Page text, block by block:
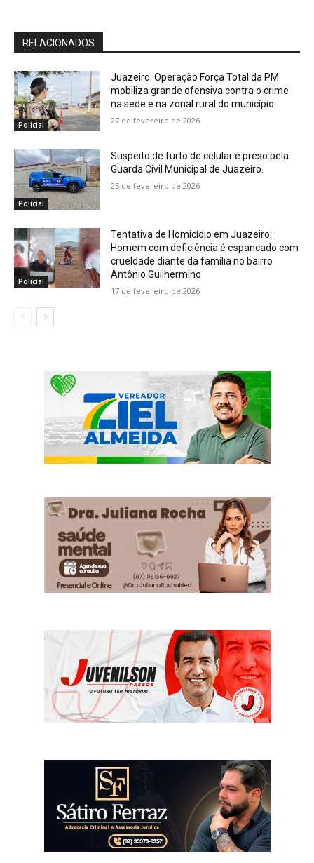
RELACIONADOS
Policial
Juazeiro: Operação Força Total da PM
mobiliza grande ofensiva contra o crime
na sede e na zonal rural do município
27 de fevereiro de 2026
Policial
Suspeito de furto de celular é preso pela
Guarda Civil Municipal de Juazeiro.
25 de fevereiro de 2026
Policial
Tentativa de Homicídio em Juazeiro:
Homem com deficiência é espancado com
crueldade diante da família no bairro
Antônio Guilhermino
17 de fevereiro de 2026